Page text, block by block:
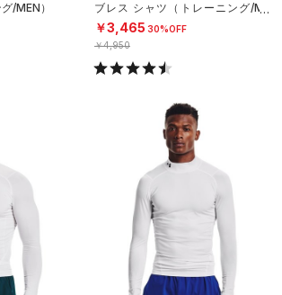
/MEN）
ブレス シャツ（トレーニング/ME
N）
￥3,465 30%OFF
￥4,950